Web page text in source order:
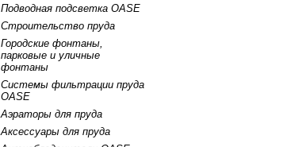
Подводная подсветка OASE
Строительство пруда
Городские фонтаны,
парковые и уличные
фонтаны
Системы фильтрации пруда
OASE
Аэраторы для пруда
Аксессуары для пруда